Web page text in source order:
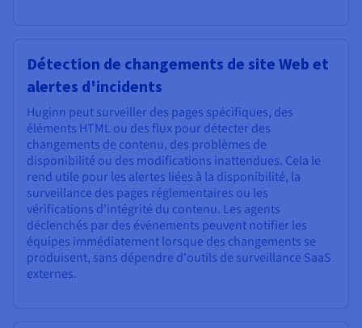
Détection de changements de site Web et
alertes d'incidents
Huginn peut surveiller des pages spécifiques, des
éléments HTML ou des flux pour détecter des
changements de contenu, des problèmes de
disponibilité ou des modifications inattendues. Cela le
rend utile pour les alertes liées à la disponibilité, la
surveillance des pages réglementaires ou les
vérifications d'intégrité du contenu. Les agents
déclenchés par des événements peuvent notifier les
équipes immédiatement lorsque des changements se
produisent, sans dépendre d'outils de surveillance SaaS
externes.